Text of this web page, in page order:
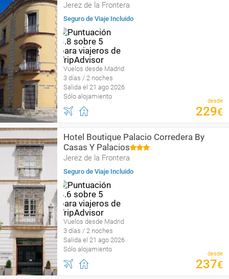
Jerez de la Frontera
Seguro de Viaje Incluido
Vuelos desde Madrid
3 días / 2 noches
Salida el 21 ago 2026
Sólo alojamiento
desde
229€
Hotel Boutique Palacio Corredera By
Casas Y Palacios
Jerez de la Frontera
Seguro de Viaje Incluido
Vuelos desde Madrid
3 días / 2 noches
Salida el 21 ago 2026
Sólo alojamiento
desde
237€